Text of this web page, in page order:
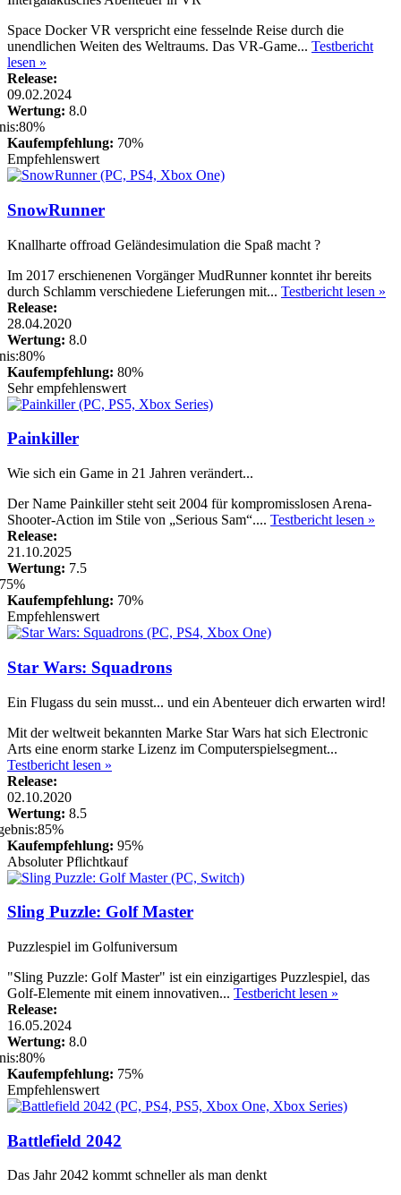
Space Docker VR verspricht eine fesselnde Reise durch die
unendlichen Weiten des Weltraums. Das VR-Game... Testbericht
lesen »
Release:
09.02.2024
Wertung: 8.0
Kaufempfehlung: 70%
Empfehlenswert
SnowRunner
Knallharte offroad Geländesimulation die Spaß macht ?
Im 2017 erschienenen Vorgänger MudRunner konntet ihr bereits
durch Schlamm verschiedene Lieferungen mit... Testbericht lesen »
Release:
28.04.2020
Wertung: 8.0
Kaufempfehlung: 80%
Sehr empfehlenswert
Painkiller
Wie sich ein Game in 21 Jahren verändert...
Der Name Painkiller steht seit 2004 für kompromisslosen Arena-
Shooter-Action im Stile von „Serious Sam“.... Testbericht lesen »
Release:
21.10.2025
Wertung: 7.5
Kaufempfehlung: 70%
Empfehlenswert
Star Wars: Squadrons
Ein Flugass du sein musst... und ein Abenteuer dich erwarten wird!
Mit der weltweit bekannten Marke Star Wars hat sich Electronic
Arts eine enorm starke Lizenz im Computerspielsegment...
Testbericht lesen »
Release:
02.10.2020
Wertung: 8.5
Kaufempfehlung: 95%
Absoluter Pflichtkauf
Sling Puzzle: Golf Master
Puzzlespiel im Golfuniversum
"Sling Puzzle: Golf Master" ist ein einzigartiges Puzzlespiel, das
Golf-Elemente mit einem innovativen... Testbericht lesen »
Release:
16.05.2024
Wertung: 8.0
Kaufempfehlung: 75%
Empfehlenswert
Battlefield 2042
Das Jahr 2042 kommt schneller als man denkt